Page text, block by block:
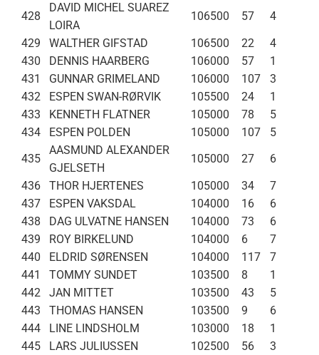
428
DAVID MICHEL SUAREZ
LOIRA
106500 57
4
429
WALTHER GIFSTAD 106500 22
4
430
DENNIS HAARBERG 106000 57
1
431
GUNNAR GRIMELAND 106000 107
3
432
ESPEN SWAN-RØRVIK 105500 24
1
433
KENNETH FLATNER 105000 78
5
434
ESPEN POLDEN 105000 107
5
435
AASMUND ALEXANDER
GJELSETH
105000 27
6
436
THOR HJERTENES 105000 34
7
437
ESPEN VAKSDAL 104000 16
6
438
DAG ULVATNE HANSEN 104000 73
6
439
ROY BIRKELUND 104000 6
7
440
ELDRID SØRENSEN 104000 117
7
441
TOMMY SUNDET 103500 8
1
442
JAN MITTET 103500 43
5
443
THOMAS HANSEN 103500 9
6
444
LINE LINDSHOLM 103000 18
1
445
LARS JULIUSSEN 102500 56
3